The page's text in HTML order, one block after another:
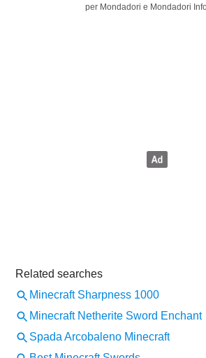
per Mondadori e Mondadori